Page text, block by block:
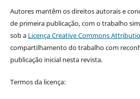
Autores mantêm os direitos autorais e
de primeira publicação, com o trabalho
sob a Licença Creative Commons
compartilhamento do trabalho com
publicação inicial nesta revista.
Termos da licença: